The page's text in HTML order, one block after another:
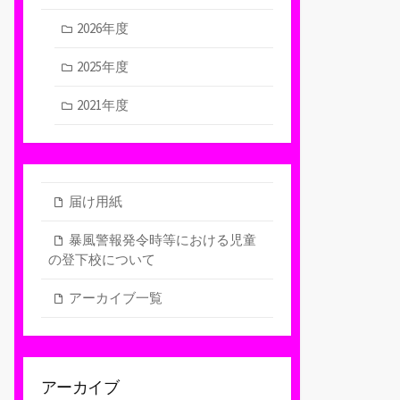
2026年度
2025年度
2021年度
届け用紙
暴風警報発令時等における児童
の登下校について
アーカイブ一覧
アーカイブ